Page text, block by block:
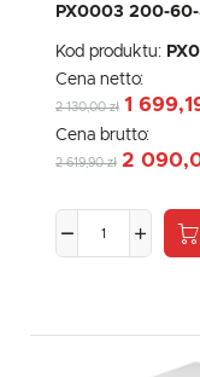
PX0003 200-60-
Kod produktu:
Cena netto:
2 130,00 zł 1
Cena brutto:
2 619,90 zł 2